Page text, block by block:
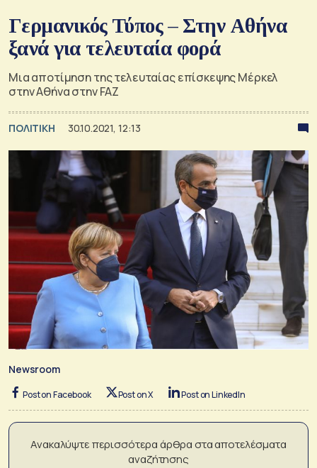
Γερμανικός Τύπος – Στην Αθήνα
ξανά για τελευταία φορά
Μια αποτίμηση της τελευταίας επίσκεψης Μέρκελ
στην Αθήνα στην FAΖ
ΠΟΛΙΤΙΚΗ 30.10.2021, 12:13
Newsroom
Post on Facebook Post on X Post on LinkedIn
Ανακαλύψτε περισσότερα άρθρα στα αποτελέσματα
αναζήτησης